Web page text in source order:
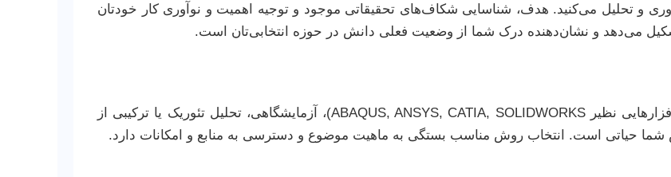
و تحلیل می‌کنید. هدف، شناسایی شکاف‌های تحقیقاتی موجود و توجیه اهمیت و نوآوری کار خودتان
می‌دهد و نشان‌دهنده درک شما از وضعیت فعلی دانش در حوزه انتخابی‌تان است.
روش تحقیق می‌تواند شامل شبیه‌سازی عددی (با نرم‌افزارهایی نظیر ABAQUS, ANSYS, CATIA, SOLIDWORKS)، آزمایشگاهی، تحلیل تئوریک یا ترکیبی از
شما حیاتی است. انتخاب روش مناسب بستگی به ماهیت موضوع و دسترسی به منابع و امکانات دارد.